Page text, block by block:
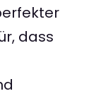
dass